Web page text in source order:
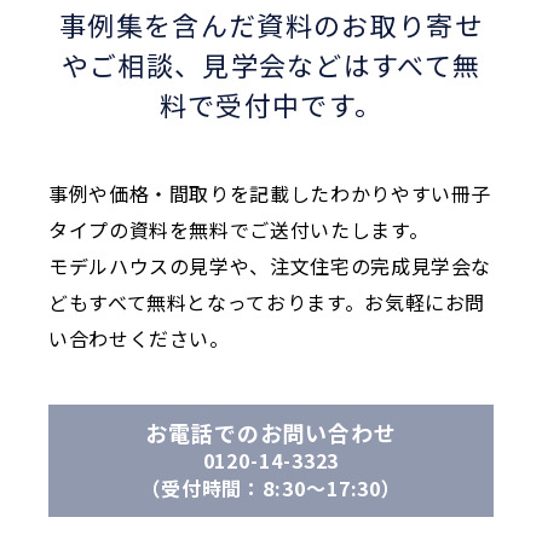
事例集を含んだ資料のお取り寄せ
やご相談、
見学会などはすべて無
料で受付中です。
事例や価格・間取りを記載したわかりやすい冊子
タイプの資料を無料でご送付いたします。
モデルハウスの見学や、注文住宅の完成見学会な
どもすべて無料となっております。お気軽にお問
い合わせください。
お電話でのお問い合わせ
0120-14-3323
（受付時間：8:30〜17:30）